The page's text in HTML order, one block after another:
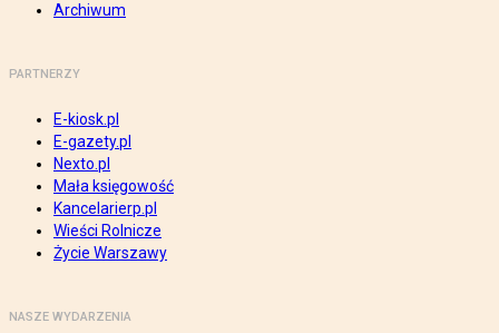
Archiwum
PARTNERZY
E-kiosk.pl
E-gazety.pl
Nexto.pl
Mała księgowość
Kancelarierp.pl
Wieści Rolnicze
Życie Warszawy
NASZE WYDARZENIA